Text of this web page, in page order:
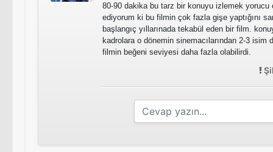
80-90 dakika bu tarz bir konuyu izlemek yorucu
ediyorum ki bu filmin çok fazla gişe yaptığını
başlangıç yıllarınada tekabül eden bir film.
kadrolara o dönemin sinemacılarından 2-3 isim
filmin beğeni seviyesi daha fazla olabilirdi.